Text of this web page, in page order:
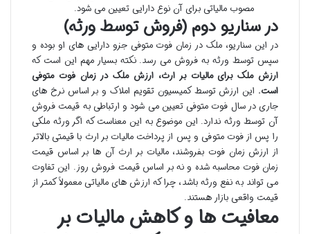
مصوب مالیاتی برای آن نوع دارایی تعیین می شود.
در سناریو دوم (فروش توسط ورثه)
در این سناریو، ملک در زمان فوت متوفی جزو دارایی های او بوده و
سپس توسط ورثه به فروش می رسد. نکته بسیار مهم این است که
ارزش ملک برای مالیات بر ارث، ارزش ملک در زمان فوت متوفی
است. این ارزش توسط کمیسیون تقویم املاک و بر اساس نرخ های
جاری در سال فوت متوفی تعیین می شود و ارتباطی به قیمت فروش
آن توسط ورثه ندارد. این موضوع به این معناست که اگر ورثه ملکی
را پس از فوت متوفی و پس از پرداخت مالیات بر ارث با قیمتی بالاتر
از ارزش زمان فوت بفروشند، مالیات بر ارث آن ها بر اساس قیمت
زمان فوت محاسبه شده و نه بر اساس قیمت فروش روز. این تفاوت
می تواند به نفع ورثه باشد، چرا که ارزش های مالیاتی معمولاً کمتر از
قیمت واقعی بازار هستند.
معافیت ها و کاهش مالیات بر